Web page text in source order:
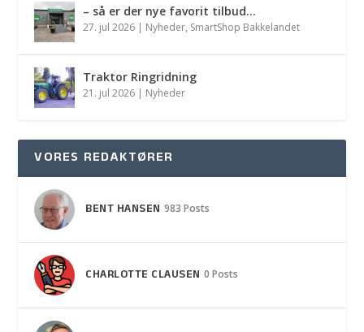
– så er der nye favorit tilbud…
27. jul 2026 | Nyheder, SmartShop Bakkelandet
Traktor Ringridning
21. jul 2026 | Nyheder
VORES REDAKTØRER
BENT HANSEN 983 Posts
CHARLOTTE CLAUSEN 0 Posts